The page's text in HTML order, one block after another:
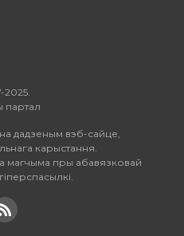
2025.
партал
дадзеным вэб-сайце,
карыстання.
магчыма пры абавязковай